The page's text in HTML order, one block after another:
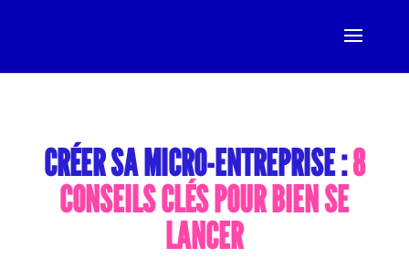
CRÉER SA MICRO-ENTREPRISE:8
CONSEILS CLÉS POUR BIEN SE
LANCER